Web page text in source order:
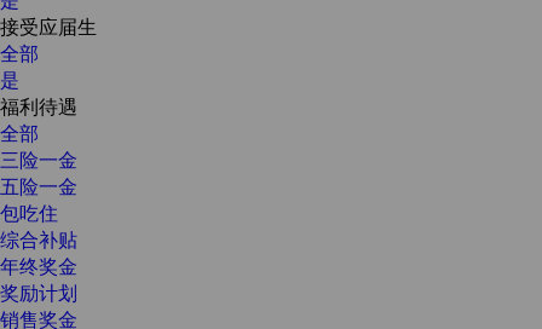
接受应届生
全部
是
福利待遇
全部
三险一金
五险一金
包吃住
综合补贴
年终奖金
奖励计划
销售奖金